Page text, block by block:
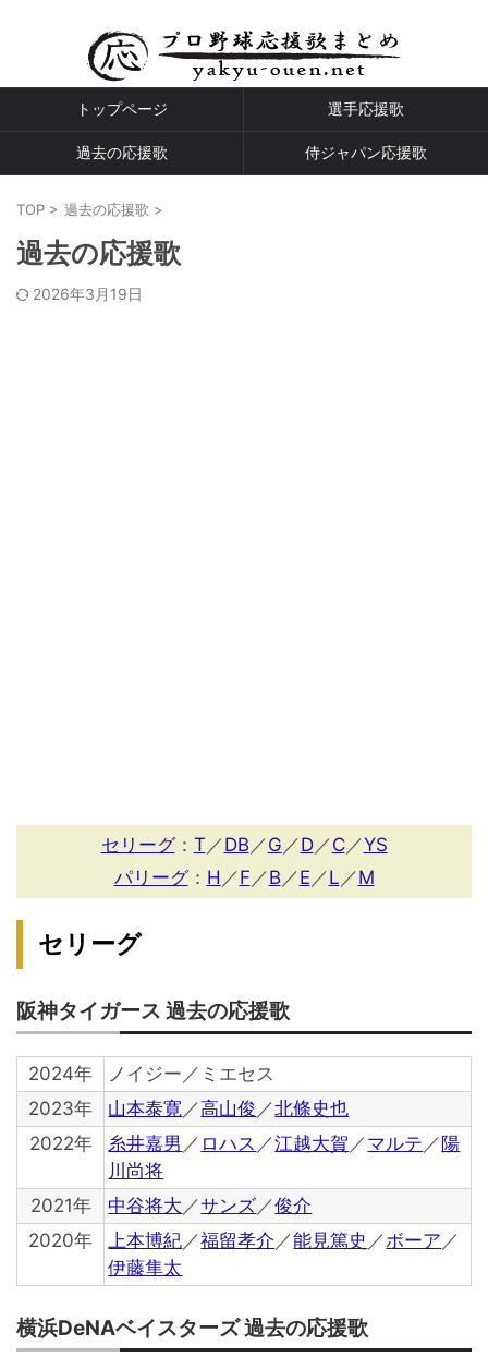
トップページ 選手応援歌
過去の応援歌 侍ジャパン応援歌
TOP > 過去の応援歌 >
過去の応援歌
2026年3月19日
セリーグ： T ／DB ／G ／D／C／YS
パリーグ： H ／F ／B ／E ／L ／M
セリーグ
阪神タイガース 過去の応援歌
2024年
ノイジー／ミエセス
2023年
山本泰寛 ／高山俊 ／北條史也
2022年
糸井嘉男 ／ ロハス ／江越大賀 ／マルテ ／陽
川尚将
2021年
中谷将大 ／サンズ ／俊介
2020年
上本博紀 ／福留孝介 ／能見篤史 ／ボーア ／
伊藤隼太
横浜DeNAベイスターズ 過去の応援歌